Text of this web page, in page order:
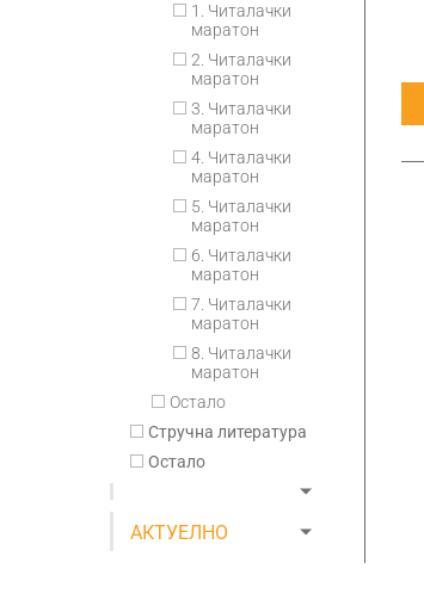
1. Читалачки
маратон
2. Читалачки
маратон
3. Читалачки
маратон
4. Читалачки
маратон
5. Читалачки
маратон
6. Читалачки
маратон
7. Читалачки
маратон
8. Читалачки
маратон
Остало
Стручна литература
Остало
АКТУЕЛНО